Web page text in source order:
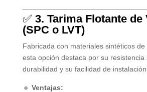
✅ 3. Tarima Flotante de
(SPC o LVT)
Fabricada con materiales sintéticos de
esta opción destaca por su resistencia
durabilidad y su facilidad de instalación.
🔹 Ventajas: